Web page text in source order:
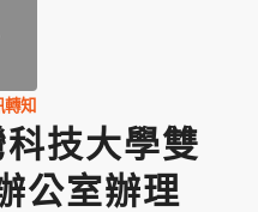
轉知
技大學雙
公室辦理